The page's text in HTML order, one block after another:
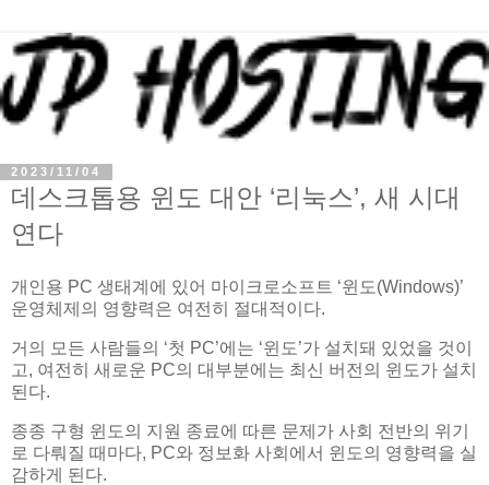
2023/11/04
데스크톱용 윈도 대안 ‘리눅스’, 새 시대
연다
개인용 PC 생태계에 있어 마이크로소프트 ‘윈도(Windows)’
운영체제의 영향력은 여전히 절대적이다.
거의 모든 사람들의 ‘첫 PC’에는 ‘윈도’가 설치돼 있었을 것이
고, 여전히 새로운 PC의 대부분에는 최신 버전의 윈도가 설치
된다.
종종 구형 윈도의 지원 종료에 따른 문제가 사회 전반의 위기
로 다뤄질 때마다, PC와 정보화 사회에서 윈도의 영향력을 실
감하게 된다.